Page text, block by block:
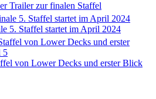
Trailer zur finalen Staffel
5. Staffel startet im April 2024
von Lower Decks und erster Blick